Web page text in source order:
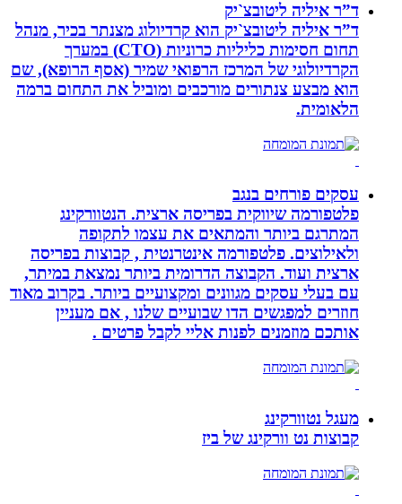
ד”ר איליה ליטובצ`יק
ד”ר איליה ליטובצ`יק הוא קרדיולוג מצנתר בכיר, מנהל
תחום חסימות כליליות כרוניות (CTO) במערך
הקרדיולוגי של המרכז הרפואי שמיר (אסף הרופא), שם
הוא מבצע צנתורים מורכבים ומוביל את התחום ברמה
הלאומית.
עסקים פורחים בנגב
פלטפורמה שיווקית בפריסה ארצית. הנטוורקינג
המתרגם ביותר והמתאים את עצמו לתקופה
ולאילוצים. פלטפורמה אינטרנטית , קבוצות בפריסה
ארצית ועוד. הקבוצה הדרומית ביותר נמצאת במיתר,
עם בעלי עסקים מגוונים ומקצועיים ביותר. בקרוב מאוד
חוזרים למפגשים הדו שבועיים שלנו , אם מעניין
אותכם מוזמנים לפנות אליי לקבל פרטים .
מעגל נטוורקינג
קבוצות נט וורקינג של ביז